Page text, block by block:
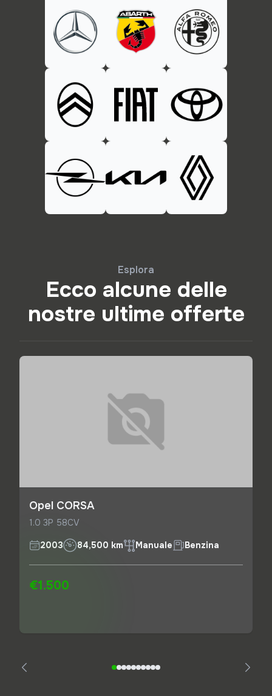
Esplora
Ecco alcune delle
nostre ultime offerte
Opel CORSA
1.0 3P 58CV
2003 84,500 km Manuale Benzina
€1.500